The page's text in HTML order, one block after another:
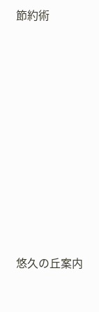
節約術
悠久の丘案内